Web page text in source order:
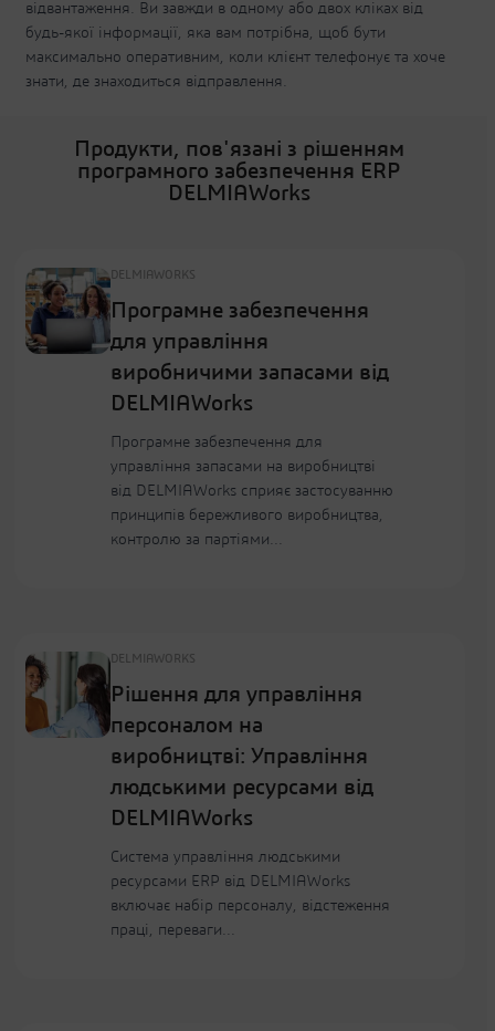
відвантаження. Ви завжди в одному або двох кліках від
будь-якої інформації, яка вам потрібна, щоб бути
максимально оперативним, коли клієнт телефонує та хоче
знати, де знаходиться відправлення.
Продукти, пов'язані з рішенням
програмного забезпечення ERP
DELMIAWorks
DELMIAWORKS
Програмне забезпечення
для управління
виробничими запасами від
DELMIAWorks
Програмне забезпечення для
управління запасами на виробництві
від DELMIAWorks сприяє застосуванню
принципів бережливого виробництва,
контролю за партіями...
DELMIAWORKS
Рішення для управління
персоналом на
виробництві: Управління
людськими ресурсами від
DELMIAWorks
Система управління людськими
ресурсами ERP від DELMIAWorks
включає набір персоналу, відстеження
праці, переваги...